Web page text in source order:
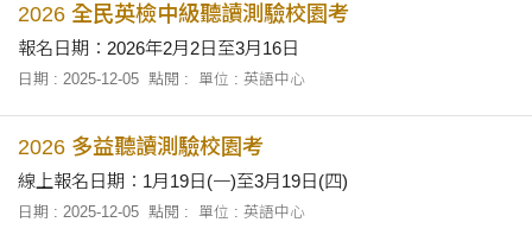
2026 全民英檢中級聽讀測驗校園考
報名日期：2026年2月2日至3月16日
日期 : 2025-12-05 點閱 : 單位 : 英語中心
2026 多益聽讀測驗校園考
線上報名日期：1月19日(一)至3月19日(四)
日期 : 2025-12-05 點閱 : 單位 : 英語中心